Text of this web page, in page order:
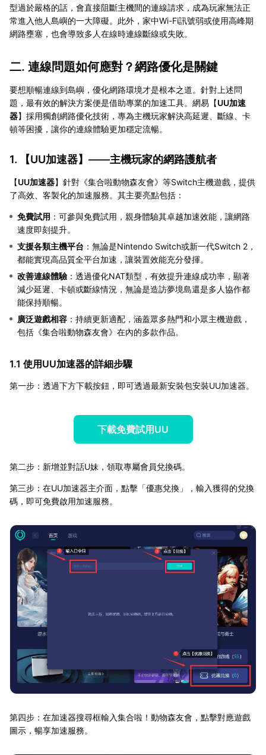
型過於嚴格的話，會直接阻斷主機間的連線請求，成為玩家無法正
常進入他人島嶼的一大障礙。此外，家中Wi-Fi訊號弱或使用高峰期
網路壅塞，也會導致多人在線時連線斷線或失敗。
二. 連線問題如何應對？網路優化是關鍵
要想順暢連線到島嶼，優化網路環境才是根本之道。針對上述問
題，最有效的解決方案便是借助專業的加速工具。網易【UU加速
器】採用獨創網路優化技術，專為主機玩家解決高延遲、斷線、卡
頓等困擾，讓你的連線體驗更加穩定流暢。
1. 【UU加速器】——主機玩家的網路護航者
【UU加速器】針對《集合啦動物森友會》等Switch主機遊戲，提供
了高效、客製化的加速服務。其主要亮點包括：
免費試用 ：可參與免費試用，親身體驗其卓越加速效能，讓網路
速度即刻提升。
支援各類主機平台 ：無論是Nintendo Switch或新一代Switch 2，
都能實現高品質全平台加速，讓裝置效能充分發揮。
改善連線體驗 ：透過優化NAT類型，有效提升連線成功率，顯著
減少延遲、卡頓或斷線情況，無論是造訪夢境島還是多人協作都
能保持順暢。
廣泛遊戲相容 ：持續更新適配，涵蓋眾多熱門和小眾主機遊戲，
包括《集合啦動物森友會》在內的多款作品。
1.1 使用UU加速器的詳細步驟
第一步：透過下方下載按鈕，即可透過最新安裝包安裝UU加速器。
下載免費試用UU
第二步：新增並對話U妹，領取專屬會員兌換碼。
第三步：在UU加速器主介面，點擊「優惠兌換」，輸入獲得的兌換
碼，即可免費啟用加速服務。
第四步：在加速器搜尋框輸入集合啦！動物森友會，點擊對應遊戲
圖示，暢享加速服務。